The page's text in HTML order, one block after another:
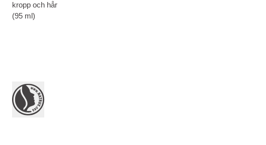
kropp och hår
(95 ml)